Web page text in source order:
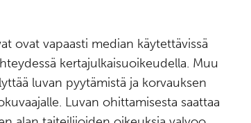
ovat vapaasti median käytettävissä
kertajulkaisuoikeudella. Muu
luvan pyytämistä ja korvauksen
Luvan ohittamisesta saattaa